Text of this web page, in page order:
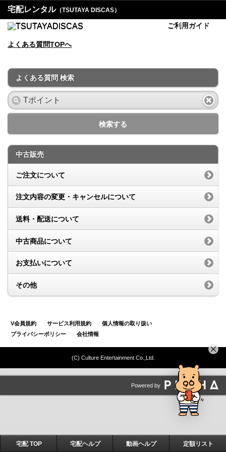
宅配レンタル（TSUTAYA DISCAS）
ご利用ガイド
よくある質問TOPへ
よくある質問 検索
検索する
中古販売
ご注文について
注文内容の変更・キャンセルについて
送料・配送について
中古商品について
お支払いについて
その他
V会員規約 サービス利用規約
個人情報の取り扱い
プライバシーポリシー
会社情報
(C) Culture Entertainment Co.,Ltd.
宅配 TOP 宅配ヘルプ 動画ヘルプ 定額リスト
Powered by